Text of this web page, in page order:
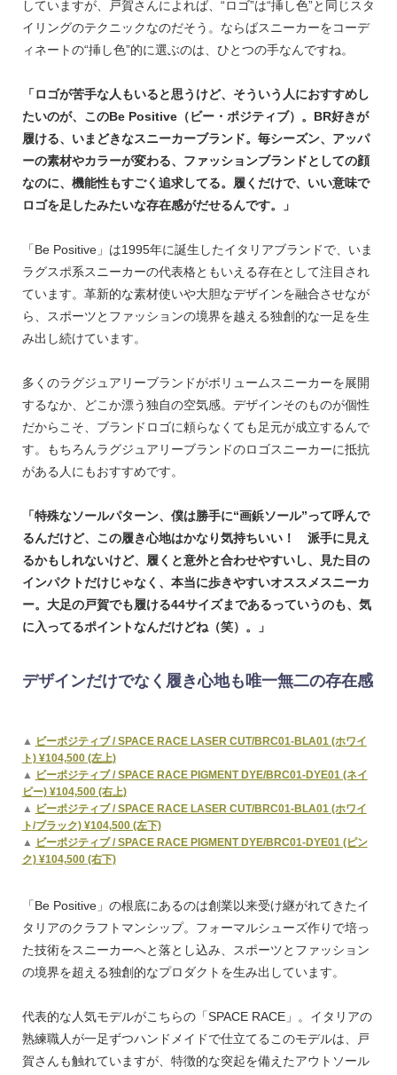
していますが、戸賀さんによれば、“ロゴ”は“挿し色”と同じスタ
イリングのテクニックなのだそう。ならばスニーカーをコーデ
ィネートの“挿し色”的に選ぶのは、ひとつの手なんですね。
「ロゴが苦手な人もいると思うけど、そういう人におすすめし
たいのが、このBe Positive（ビー・ポジティブ）。BR好きが
履ける、いまどきなスニーカーブランド。毎シーズン、アッパ
ーの素材やカラーが変わる、ファッションブランドとしての顔
なのに、機能性もすごく追求してる。履くだけで、いい意味で
ロゴを足したみたいな存在感がだせるんです。」
「Be Positive」は1995年に誕生したイタリアブランドで、いま
ラグスポ系スニーカーの代表格ともいえる存在として注目され
ています。革新的な素材使いや大胆なデザインを融合させなが
ら、スポーツとファッションの境界を越える独創的な一足を生
み出し続けています。
多くのラグジュアリーブランドがボリュームスニーカーを展開
するなか、どこか漂う独自の空気感。デザインそのものが個性
だからこそ、ブランドロゴに頼らなくても足元が成立するんで
す。もちろんラグジュアリーブランドのロゴスニーカーに抵抗
がある人にもおすすめです。
「特殊なソールパターン、僕は勝手に“画鋲ソール”って呼んで
るんだけど、この履き心地はかなり気持ちいい！ 派手に見え
るかもしれないけど、履くと意外と合わせやすいし、見た目の
インパクトだけじゃなく、本当に歩きやすいオススメスニーカ
ー。大足の戸賀でも履ける44サイズまであるっていうのも、気
に入ってるポイントなんだけどね（笑）。」
デザインだけでなく履き心地も唯一無二の存在感
▲ ビーポジティブ / SPACE RACE LASER CUT/BRC01-BLA01 (ホワイ
ト) ¥104,500 (左上)
▲ ビーポジティブ / SPACE RACE PIGMENT DYE/BRC01-DYE01 (ネイ
ビー) ¥104,500 (右上)
▲ ビーポジティブ / SPACE RACE LASER CUT/BRC01-BLA01 (ホワイ
ト/ブラック) ¥104,500 (左下)
▲ ビーポジティブ / SPACE RACE PIGMENT DYE/BRC01-DYE01 (ピン
ク) ¥104,500 (右下)
「Be Positive」の根底にあるのは創業以来受け継がれてきたイ
タリアのクラフトマンシップ。フォーマルシューズ作りで培っ
た技術をスニーカーへと落とし込み、スポーツとファッション
の境界を超える独創的なプロダクトを生み出しています。
代表的な人気モデルがこちらの「SPACE RACE」。イタリアの
熟練職人が一足ずつハンドメイドで仕立てるこのモデルは、戸
賀さんも触れていますが、特徴的な突起を備えたアウトソール